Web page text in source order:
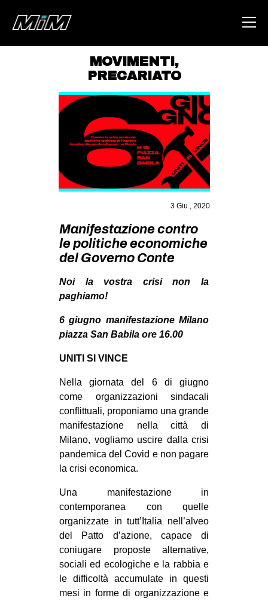
HOME
ABOUT
AREA
DEGENERAZIONE
GAZA FREESTYLE
CSOA LAMBRETTA
STUDENTI TSUNAMI
ZAM
MOBILITAZIONI
SPAZI
SPORT POPOLARE
MOVIMENTI
AMBIENTE
ANTIFASCISMO
DIRITTO ALL’ABITARE
GENERI
MIGRAZIONI
REPRESSIONE
STUDENTI
CULTURE
ARTE
CINEMA
MOVIMENTI ,
PRECARIATO
3 Giu , 2020
Manifestazione contro
le politiche economiche
del Governo Conte
Noi la vostra crisi non la
paghiamo!
6 giugno manifestazione Milano
piazza San Babila ore 16.00
UNITI SI VINCE
Nella giornata del 6 di giugno
come organizzazioni sindacali
conflittuali, proponiamo una grande
manifestazione nella città di
Milano, vogliamo uscire dalla crisi
pandemica del Covid e non pagare
la crisi economica.
Una manifestazione in
contemporanea con quelle
organizzate in tutt’Italia nell’alveo
del Patto d’azione, capace di
coniugare proposte alternative,
sociali ed ecologiche e la rabbia e
le difficoltà accumulate in questi
mesi in forme di organizzazione e